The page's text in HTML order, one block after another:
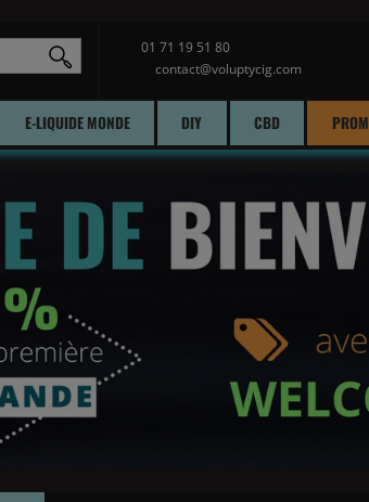
01 71 19 51 80
contact@voluptycig.com
E-LIQUIDE MONDE DIY CBD